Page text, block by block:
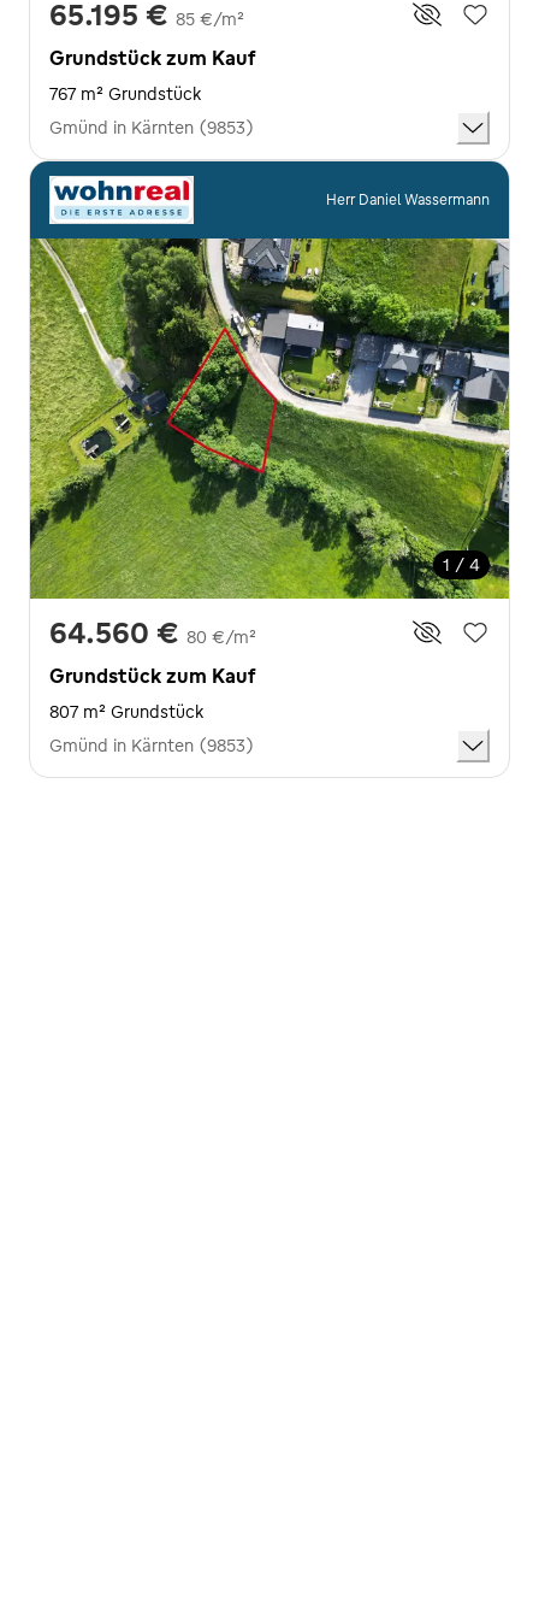
65.195 € 85 €/m²
Grundstück zum Kauf
767 m² Grundstück
Gmünd in Kärnten (9853)
Herr Daniel Wassermann
1 / 4
64.560 € 80 €/m²
Grundstück zum Kauf
807 m² Grundstück
Gmünd in Kärnten (9853)